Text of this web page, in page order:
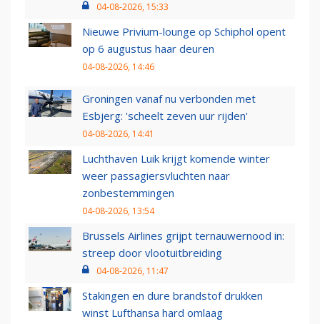
04-08-2026, 15:33
Nieuwe Privium-lounge op Schiphol opent
op 6 augustus haar deuren
04-08-2026, 14:46
Groningen vanaf nu verbonden met
Esbjerg: 'scheelt zeven uur rijden'
04-08-2026, 14:41
Luchthaven Luik krijgt komende winter
weer passagiersvluchten naar
zonbestemmingen
04-08-2026, 13:54
Brussels Airlines grijpt ternauwernood in:
streep door vlootuitbreiding
04-08-2026, 11:47
Stakingen en dure brandstof drukken
winst Lufthansa hard omlaag